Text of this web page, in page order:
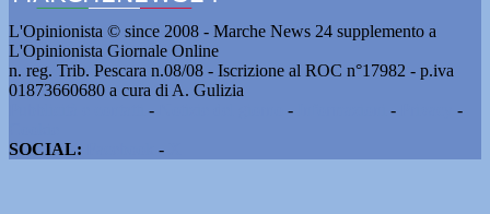
L'Opinionista © since 2008 - Marche News 24 supplemento a
L'Opinionista Giornale Online
n. reg. Trib. Pescara n.08/08 - Iscrizione al ROC n°17982 - p.iva
01873660680 a cura di A. Gulizia
- - -
-
SOCIAL:
-